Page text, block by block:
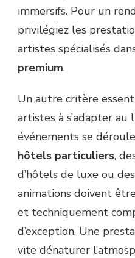
immersifs. Pour un
privilégiez les
artistes spécialisés
premium.
Un autre critère
artistes à s’adapter au
événements se
hôtels particuliers,
d’hôtels de luxe ou
animations doivent
et techniquement
d’exception. Une
vite dénaturer